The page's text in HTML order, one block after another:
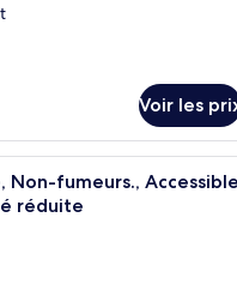
Voir les
Une chambre d’hôtel avec
Non-fumeurs., Accessible
réduite